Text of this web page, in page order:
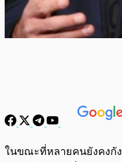
พร้อมเล่น
ในขณะที่หลายคนยังคงกั